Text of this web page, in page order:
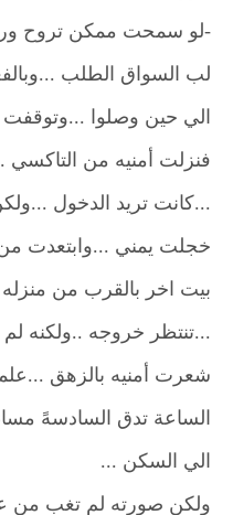
-لو سمحت ممكن تروح ورا
لب السواق الطلب
الي حين وصلوا
فنزلت أمنيه من
...كانت تريد الدخول
خجلت يمني ...وابتعدت
بيت اخر بالقرب من
...تنتظر خروجه ..ولكنه
شعرت أمنيه بالزهق
الساعة تدق السادسهً
الي السكن ...
ولكن صورته لم تغب من